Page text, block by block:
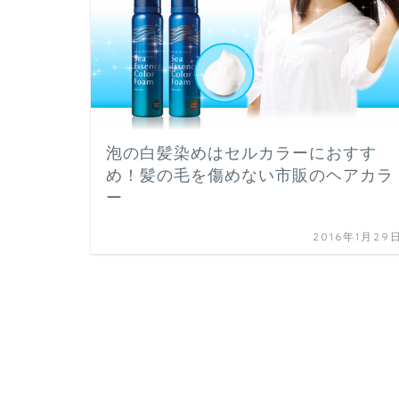
泡の白髪染めはセルカラーにおすす
め！髪の毛を傷めない市販のヘアカラ
ー
2016年1月29